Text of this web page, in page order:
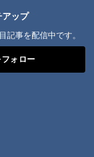
ップ
事を配信中です。
ォロー